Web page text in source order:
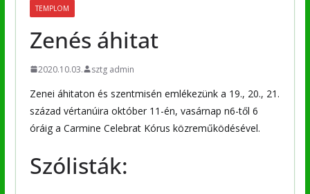
TEMPLOM
Zenés áhitat
2020.10.03. sztg admin
Zenei áhitaton és szentmisén emlékezünk a 19., 20., 21.
század vértanúira október 11-én, vasárnap n6-től 6
óráig a Carmine Celebrat Kórus közreműködésével.
Szólisták: